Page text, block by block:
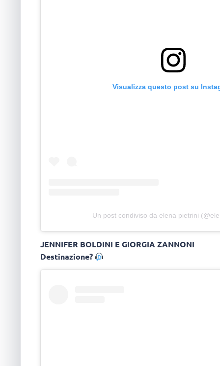
Visualizza questo post su
Un post condiviso da elena pietrini
JENNIFER BOLDINI E GIORGIA ZANNONI
Destinazione?